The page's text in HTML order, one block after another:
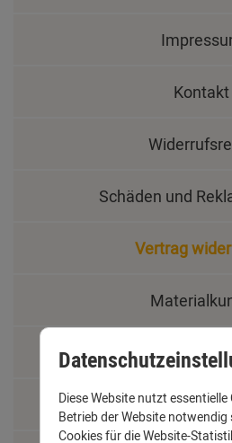
Kontakt
Schäden und
Vertrag
Jobs
Diese Website nutzt
Betrieb der Website
Cookies für die Website-